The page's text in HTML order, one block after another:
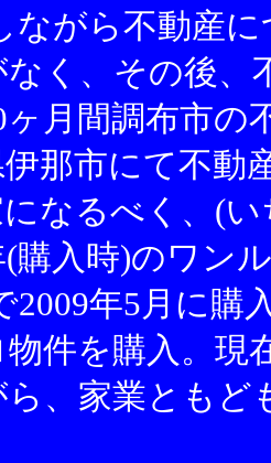
ながら不動産
く、その後、
月間調布市の
那市にて不動
なるべく、(
(購入時)のワン
2009年5月に購
件を購入。現
、家業とも